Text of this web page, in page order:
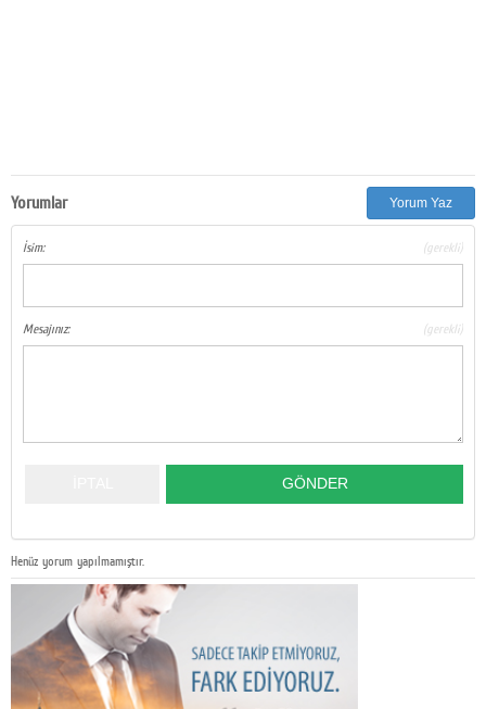
Yorumlar Yorum Yaz
İsim: (gerekli)
Mesajınız: (gerekli)
Henüz yorum yapılmamıştır.